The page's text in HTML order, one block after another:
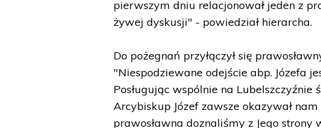
pierwszym dniu relacjonował jeden z
żywej dyskusji" - powiedział hierarcha.
Do pożegnań przyłączył się
"Niespodziewane odejście abp. Józefa
Posługując wspólnie na
Arcybiskup Józef zawsze okazywał
prawosławna doznaliśmy z Jego strony